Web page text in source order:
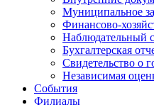
Муниципальное
Финансово-
Наблюдательный
Бухгалтерская
Свидетельство о
Независимая
События
Филиалы